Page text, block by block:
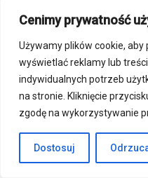
Cenimy prywatność
Używamy plików cookie,
wyświetlać reklamy lub
indywidualnych potrzeb
na stronie. Kliknięcie
zgodę na wykorzystywanie
Dostosuj
powietrza?
Częste błędy
unikać
2024-08-29 3
[HD]Test i
2024-08-27 16